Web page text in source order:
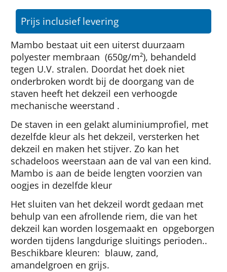
Prijs inclusief levering
Mambo bestaat uit een uiterst duurzaam
polyester membraan (650g/m²), behandeld
tegen U.V. stralen. Doordat het doek niet
onderbroken wordt bij de doorgang van de
staven heeft het dekzeil een verhoogde
mechanische weerstand .
De staven in een gelakt aluminiumprofiel, met
dezelfde kleur als het dekzeil, versterken het
dekzeil en maken het stijver. Zo kan het
schadeloos weerstaan aan de val van een kind.
Mambo is aan de beide lengten voorzien van
oogjes in dezelfde kleur
Het sluiten van het dekzeil wordt gedaan met
behulp van een afrollende riem, die van het
dekzeil kan worden losgemaakt en opgeborgen
worden tijdens langdurige sluitings perioden..
Beschikbare kleuren: blauw, zand,
amandelgroen en grijs.